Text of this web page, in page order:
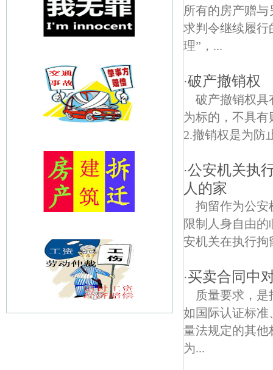
所有的房产赠
求判令继续履行
理”，...
·破产撤销权
破产撤销权
为标的，不具
2.撤销权是为防
·公安机关执
人的家
拘留作为公安
限制人身自由
安机关在执行拘
·买卖合同中
质量要求，
如国际认证标准
量法规定的其他
为...